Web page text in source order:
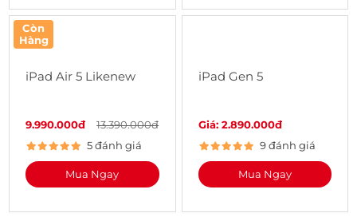
Còn
Hàng
iPad Air 5 Likenew
9.990.000đ
13.390.000đ
5 đánh giá
Mua Ngay
iPad Gen 5
Giá: 2.890.000đ
9 đánh giá
Mua Ngay